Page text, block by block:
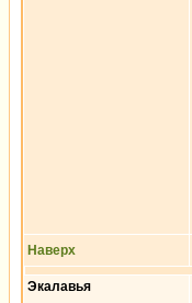
Наверх
Экалавья